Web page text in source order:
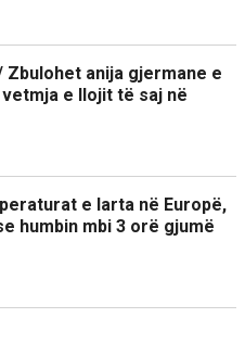
anija gjermane e
e llojit të saj në
e larta në Europë,
humbin mbi 3 orë gjumë